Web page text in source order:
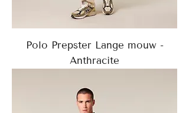
Polo Prepster Lange mouw -
Anthracite